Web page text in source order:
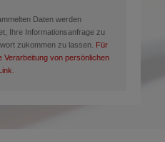
Daten werden
Ihre Informationsanfrage zu
zukommen zu lassen. Für
Verarbeitung von persönlichen